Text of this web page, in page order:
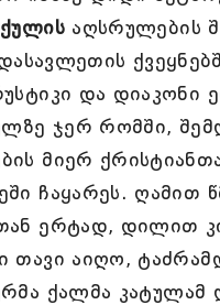
აღსრულების
და დიაკონი
ჯერ რომში,
მიერ
ჩაყარეს. ღამით
ერტად, დილით კი
თავი აიღო,
ქალმა კატულამ